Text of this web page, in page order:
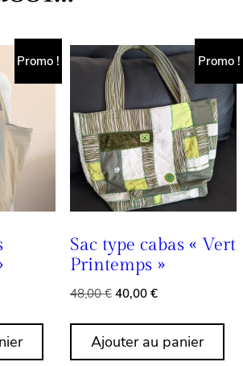
Promo ! Promo !
Sac type cabas « Vert
Printemps »
48,00€ Le
initial
était :
40,00€Le
actuel
est :
Ajouter au panier